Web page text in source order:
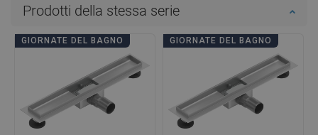
Prodotti della stessa serie
GIORNATE DEL BAGNO GIORNATE DEL BAGNO